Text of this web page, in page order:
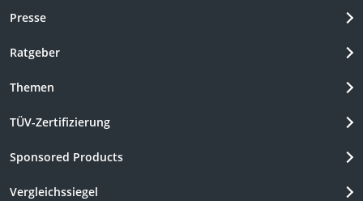
Presse
Ratgeber
Themen
TÜV-Zertifizierung
Sponsored Products
Vergleichssiegel